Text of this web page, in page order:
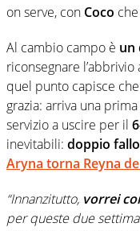
on serve, con Coco
Al cambio campo è un
riconsegnare
quel punto capisce
grazia: arriva una
servizio a uscire per il
inevitabili: doppio
Aryna torna Reyna
“Innanzitutto, vorrei
per queste due